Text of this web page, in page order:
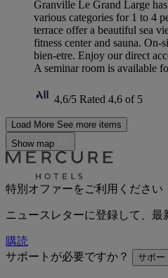
Granville Le Grand Large
various categories for 1 to 4
terrace offer a beautiful sea
fitness center and sauna.
bien-etre. Enjoy our direct
A seminar room is available
4,6/5 Rated 4,6 of 5
Load More See more items
Show map
特別オファーをご利用ください
ニュースレターに登録して、
購読
サポートが必要ですか？
サポー